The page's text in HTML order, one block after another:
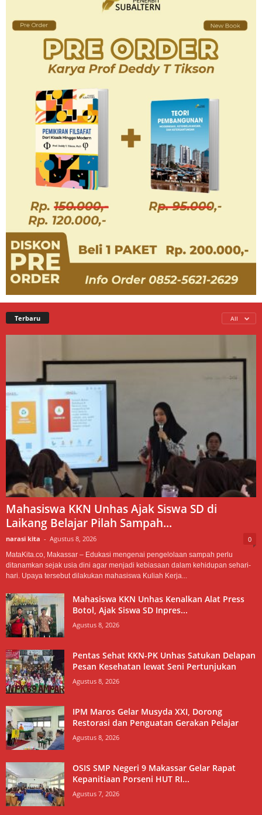
Terbaru All
Mahasiswa KKN Unhas Ajak Siswa SD di
Laikang Belajar Pilah Sampah...
narasi kita - Agustus 8, 2026 0
MataKita.co, Makassar – Edukasi mengenai pengelolaan sampah perlu
ditanamkan sejak usia dini agar menjadi kebiasaan dalam kehidupan sehari-
hari. Upaya tersebut dilakukan mahasiswa Kuliah Kerja...
Mahasiswa KKN Unhas Kenalkan Alat Press
Botol, Ajak Siswa SD Inpres...
Agustus 8, 2026
Pentas Sehat KKN-PK Unhas Satukan Delapan
Pesan Kesehatan lewat Seni Pertunjukan
Agustus 8, 2026
IPM Maros Gelar Musyda XXI, Dorong
Restorasi dan Penguatan Gerakan Pelajar
Agustus 8, 2026
OSIS SMP Negeri 9 Makassar Gelar Rapat
Kepanitiaan Porseni HUT RI...
Agustus 7, 2026